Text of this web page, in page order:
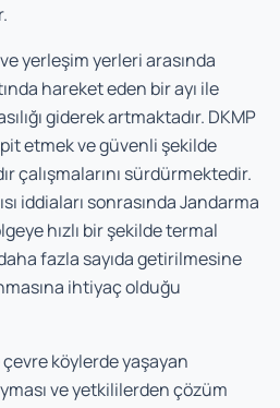
yerleşim yerleri arasında
hareket eden bir ayı ile
giderek artmaktadır. DKMP
etmek ve güvenli şekilde
çalışmalarını sürdürmektedir.
iddiaları sonrasında Jandarma
hızlı bir şekilde termal
fazla sayıda getirilmesine
ihtiyaç olduğu
köylerde yaşayan
ve yetkililerden çözüm